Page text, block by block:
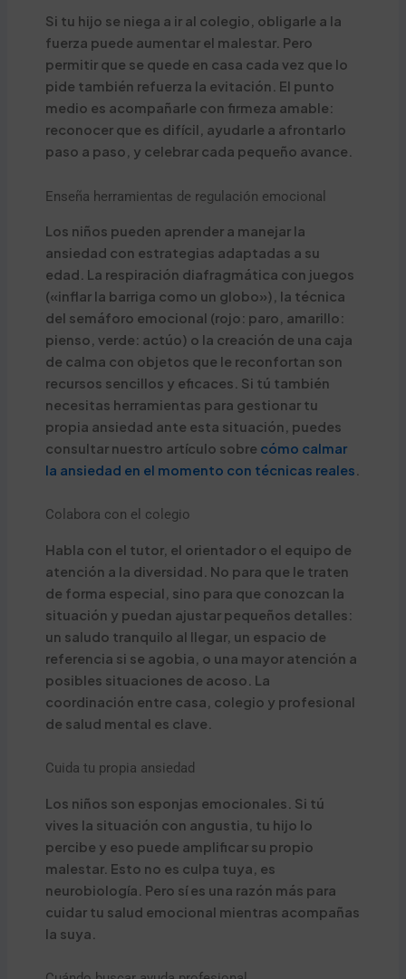
Si tu hijo se niega a ir al colegio, obligarle a la
fuerza puede aumentar el malestar. Pero
permitir que se quede en casa cada vez que lo
pide también refuerza la evitación. El punto
medio es acompañarle con firmeza amable:
reconocer que es difícil, ayudarle a afrontarlo
paso a paso, y celebrar cada pequeño avance.
Enseña herramientas de regulación emocional
Los niños pueden aprender a manejar la
ansiedad con estrategias adaptadas a su
edad. La respiración diafragmática con juegos
(«inflar la barriga como un globo»), la técnica
del semáforo emocional (rojo: paro, amarillo:
pienso, verde: actúo) o la creación de una caja
de calma con objetos que le reconfortan son
recursos sencillos y eficaces. Si tú también
necesitas herramientas para gestionar tu
propia ansiedad ante esta situación, puedes
consultar nuestro artículo sobre cómo calmar
la ansiedad en el momento con técnicas reales
Colabora con el colegio
Habla con el tutor, el orientador o el equipo de
atención a la diversidad. No para que le traten
de forma especial, sino para que conozcan la
situación y puedan ajustar pequeños detalles:
un saludo tranquilo al llegar, un espacio de
referencia si se agobia, o una mayor atención a
posibles situaciones de acoso. La
coordinación entre casa, colegio y profesional
de salud mental es clave.
Cuida tu propia ansiedad
Los niños son esponjas emocionales. Si tú
vives la situación con angustia, tu hijo lo
percibe y eso puede amplificar su propio
malestar. Esto no es culpa tuya, es
neurobiología. Pero sí es una razón más para
cuidar tu salud emocional mientras acompañas
la suya.